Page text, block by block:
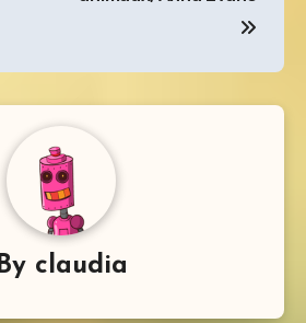
By claudia